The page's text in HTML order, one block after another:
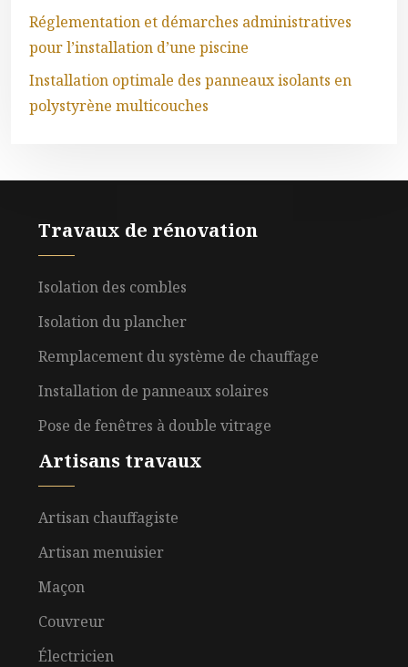
Réglementation et démarches administratives
pour l’installation d’une piscine
Installation optimale des panneaux isolants en
polystyrène multicouches
Travaux de rénovation
Isolation des combles
Isolation du plancher
Remplacement du système de chauffage
Installation de panneaux solaires
Pose de fenêtres à double vitrage
Artisans travaux
Artisan chauffagiste
Artisan menuisier
Maçon
Couvreur
Électricien